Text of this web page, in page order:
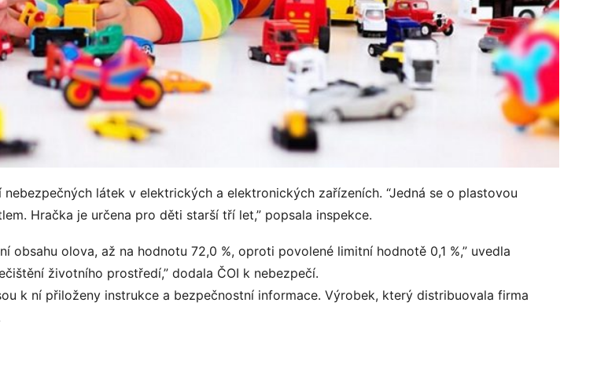
látek v elektrických a elektronických zařízeních. “Jedná se o plastovou
Hračka je určena pro děti starší tří let,” popsala inspekce.
olova, až na hodnotu 72,0 %, oproti povolené limitní hodnotě 0,1 %,” uvedla
životního prostředí,” dodala ČOI k nebezpečí.
k ní přiloženy instrukce a bezpečnostní informace. Výrobek, který distribuovala firma